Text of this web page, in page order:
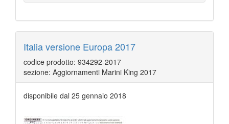
Italia versione Europa 2017
codice prodotto: 934292-2017
sezione: Aggiornamenti Marini King 2017
disponibile dal 25 gennaio 2018